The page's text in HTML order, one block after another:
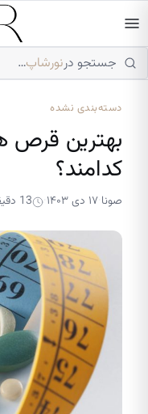
به
محتوا جستجو درنورشاپ…
دسته‌بندی نشده
بهترین قرص
کدامند؟
صونا ۱۷ دی ۱۴۰۳ 13 دقیقه مطالعه